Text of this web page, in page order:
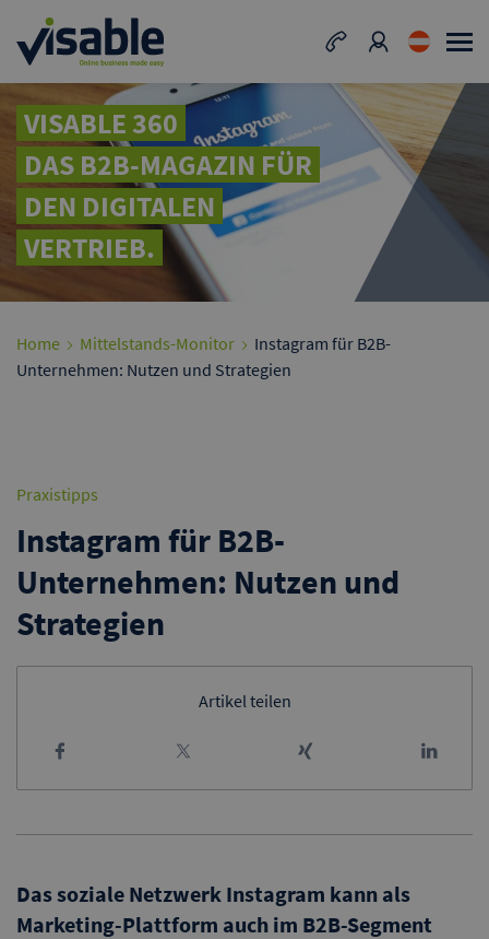
VISABLE 360
DAS B2B-MAGAZIN FÜR
DEN DIGITALEN
VERTRIEB.
Home Mittelstands-Monitor
Instagram für B2B-
Unternehmen: Nutzen und Strategien
Praxistipps
Instagram für B2B-
Unternehmen: Nutzen und
Strategien
Artikel teilen
Das soziale Netzwerk Instagram kann als
Marketing-Plattform auch im B2B-Segment